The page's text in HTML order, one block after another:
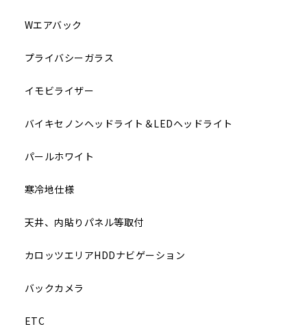
Wエアバック
プライバシーガラス
イモビライザー
バイキセノンヘッドライト＆LEDヘッドライト
パールホワイト
寒冷地仕様
天井、内貼りパネル等取付
カロッツエリアHDDナビゲーション
バックカメラ
ETC